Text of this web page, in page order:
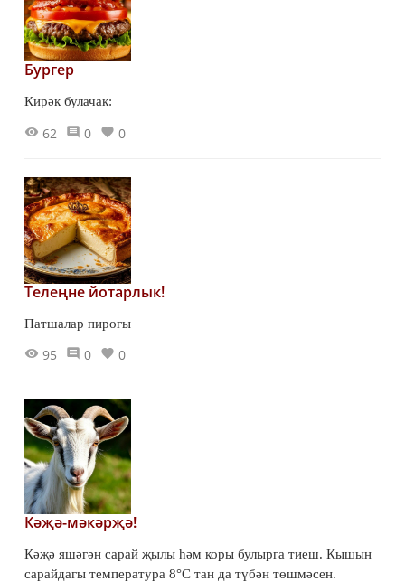
Бургер
Кирәк булачак:
62 0 0
Телеңне йотарлык!
Патшалар пирогы
95 0 0
Кәҗә-мәкәрҗә!
Кәҗә яшәгән сарай җылы һәм коры булырга тиеш. Кышын
сарайдагы температура 8°С тан да түбән төшмәсен.